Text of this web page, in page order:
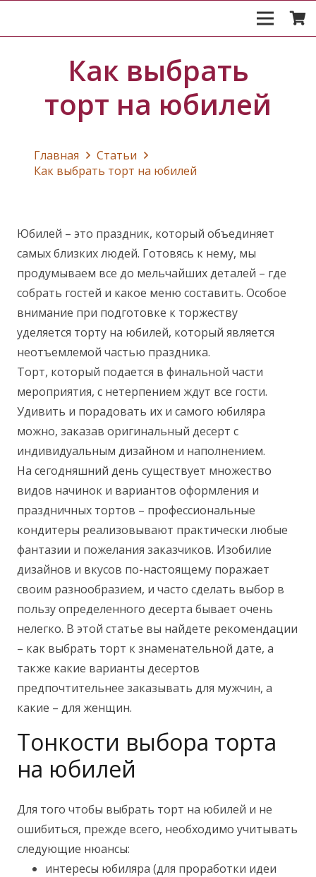
Как выбрать
торт на юбилей
Главная
Статьи
Как выбрать торт на юбилей
Юбилей – это праздник, который объединяет
самых близких людей. Готовясь к нему, мы
продумываем все до мельчайших деталей – где
собрать гостей и какое меню составить. Особое
внимание при подготовке к торжеству
уделяется торту на юбилей, который является
неотъемлемой частью праздника.
Торт, который подается в финальной части
мероприятия, с нетерпением ждут все гости.
Удивить и порадовать их и самого юбиляра
можно, заказав оригинальный десерт с
индивидуальным дизайном и наполнением.
На сегодняшний день существует множество
видов начинок и вариантов оформления и
праздничных тортов – профессиональные
кондитеры реализовывают практически любые
фантазии и пожелания заказчиков. Изобилие
дизайнов и вкусов по-настоящему поражает
своим разнообразием, и часто сделать выбор в
пользу определенного десерта бывает очень
нелегко. В этой статье вы найдете рекомендации
– как выбрать торт к знаменательной дате, а
также какие варианты десертов
предпочтительнее заказывать для мужчин, а
какие – для женщин.
Тонкости выбора торта
на юбилей
Для того чтобы выбрать торт на юбилей и не
ошибиться, прежде всего, необходимо учитывать
следующие нюансы:
интересы юбиляра (для проработки идеи